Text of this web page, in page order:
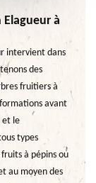
Elagueur à
intervient dans
des
fruitiers à
formations avant
et le
types
à pépins ou
au moyen des